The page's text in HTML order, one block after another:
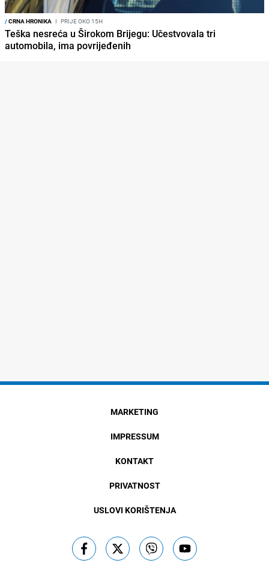
/CRNA HRONIKA I PRIJE OKO 15H
Teška nesreća u Širokom Brijegu: Učestvovala tri
automobila, ima povrijeđenih
MARKETING
IMPRESSUM
KONTAKT
PRIVATNOST
USLOVI KORIŠTENJA